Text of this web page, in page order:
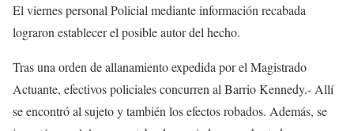
El viernes personal Policial mediante información recabada
lograron establecer el posible autor del hecho.
Tras una orden de allanamiento expedida por el Magistrado
Actuante, efectivos policiales concurren al Barrio Kennedy.- Allí
se encontró al sujeto y también los efectos robados. Además, se